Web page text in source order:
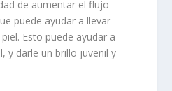
de aumentar el flujo
puede ayudar a llevar
Esto puede ayudar a
y darle un brillo juvenil y